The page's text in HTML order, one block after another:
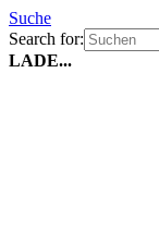
Suche
Search for:
LADE...